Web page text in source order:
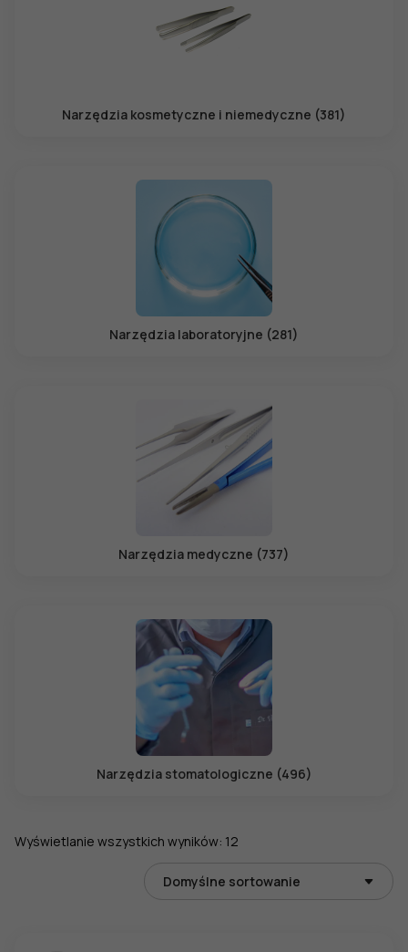
Narzędzia kosmetyczne i niemedyczne (381)
Narzędzia laboratoryjne (281)
Narzędzia medyczne (737)
Narzędzia stomatologiczne (496)
Wyświetlanie wszystkich wyników: 12